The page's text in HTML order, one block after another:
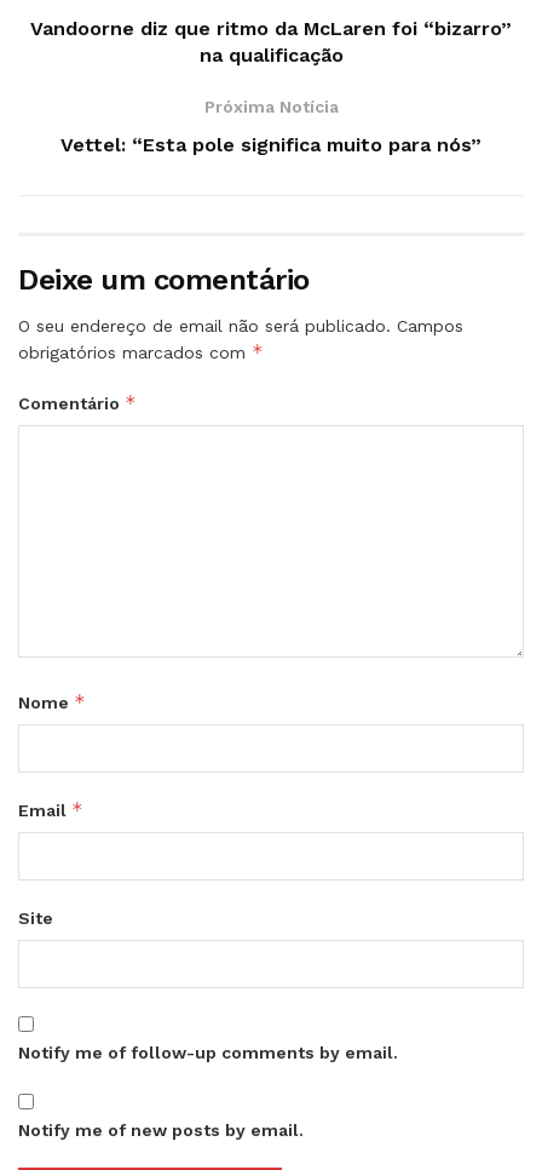
Vandoorne diz que ritmo da McLaren foi “bizarro”
na qualificação
Próxima Notícia
Vettel: “Esta pole significa muito para nós”
Deixe um comentário
O seu endereço de email não será publicado. Campos
obrigatórios marcados com *
Comentário *
Nome *
Email *
Site
Notify me of follow-up comments by email.
Notify me of new posts by email.